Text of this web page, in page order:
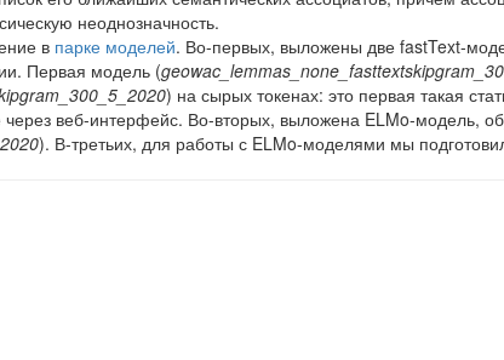
неоднозначность.
в парке моделей. Во-первых, выложены две fastText-
Первая модель (
) на сырых токенах: это первая такая
через веб-интерфейс. Во-вторых, выложена ELMo-модель,
). В-третьих, для работы с ELMo-моделями мы